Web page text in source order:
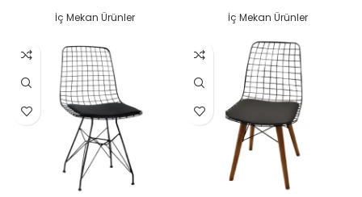
İç Mekan Ürünler İç Mekan Ürünler